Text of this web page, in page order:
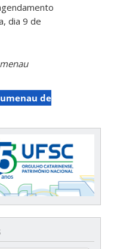
dia 9 de
de